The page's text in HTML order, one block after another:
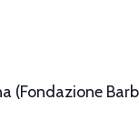
(Fondazione